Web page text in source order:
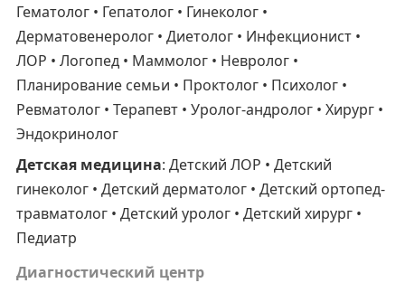
Гематолог • Гепатолог • Гинеколог •
Дерматовенеролог • Диетолог • Инфекционист •
ЛОР • Логопед • Маммолог • Невролог •
Планирование семьи • Проктолог • Психолог •
Ревматолог • Терапевт • Уролог-андролог • Хирург •
Эндокринолог
Детская медицина: Детский ЛОР • Детский
гинеколог • Детский дерматолог • Детский ортопед-
травматолог • Детский уролог • Детский хирург •
Педиатр
Диагностический центр